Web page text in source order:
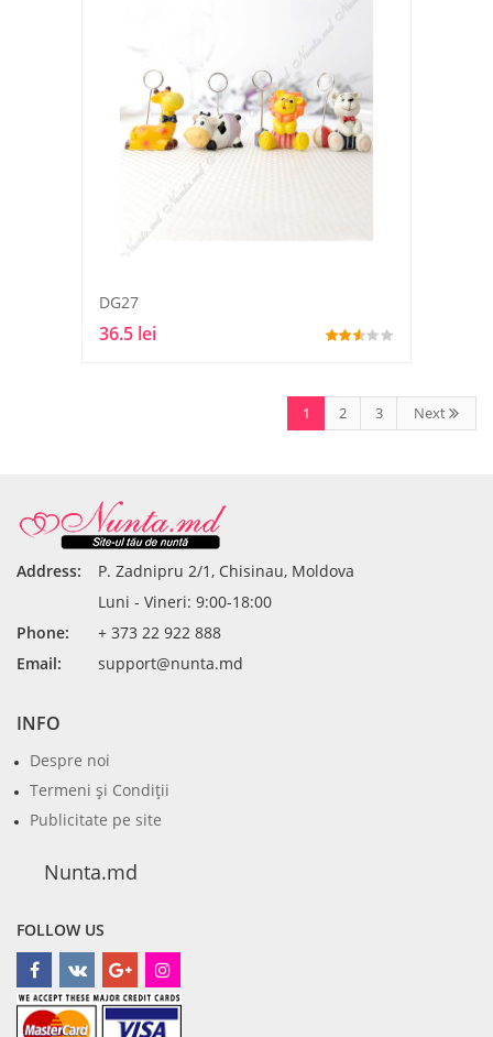
DG27
36.5 lei
1 2 3 Next
Address:
P. Zadnipru 2/1, Chisinau, Moldova
Luni - Vineri: 9:00-18:00
Phone:
+ 373 22 922 888
Email:
support@nunta.md
INFO
Despre noi
Termeni şi Condiţii
Publicitate pe site
Nunta.md
FOLLOW US